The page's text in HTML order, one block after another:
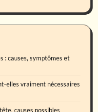
: causes, symptômes et
elles vraiment nécessaires
causes possibles